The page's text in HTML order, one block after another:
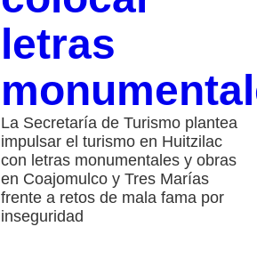
letras
La Secretaría de Turismo plantea
impulsar el turismo en Huitzilac
con letras monumentales y obras
en Coajomulco y Tres Marías
frente a retos de mala fama por
inseguridad